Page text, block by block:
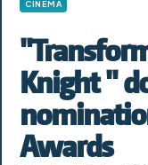
CINÉMA
Knight "
Awards